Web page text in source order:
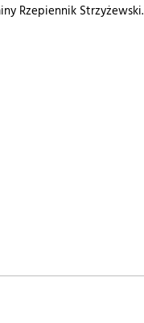
Rzepiennik Strzyżewski.